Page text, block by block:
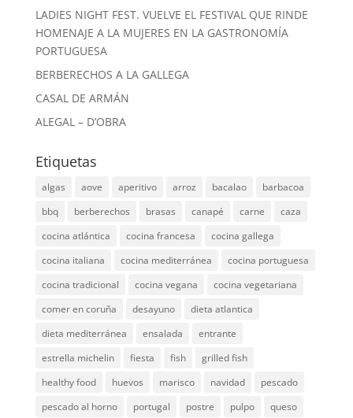
LADIES NIGHT FEST. VUELVE EL FESTIVAL QUE RINDE
HOMENAJE A LA MUJERES EN LA GASTRONOMÍA
PORTUGUESA
BERBERECHOS A LA GALLEGA
CASAL DE ARMÁN
ALEGAL – D’OBRA
Etiquetas
algas aove aperitivo arroz bacalao
barbacoa
bbq
berberechos brasas canapé carne
caza
cocina atlántica
cocina francesa
cocina gallega
cocina italiana
cocina mediterránea
cocina portuguesa
cocina tradicional
cocina vegana
cocina vegetariana
comer en coruña
desayuno
dieta atlantica
dieta mediterránea
ensalada
entrante
estrella michelin
fiesta fish
grilled fish
healthy food
huevos marisco navidad
pescado
pescado al horno
portugal postre pulpo
queso